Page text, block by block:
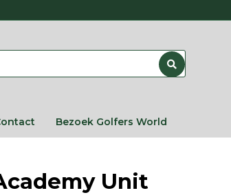
Bezoek Golfers World
Unit